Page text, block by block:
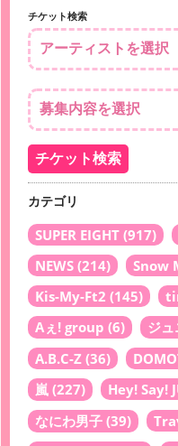
チケット検索
カテゴリ
SUPER EIGHT (917)
NEWS (214) Snow
Kis-My-Ft2 (145)
Aぇ! group (6) ジ
A.B.C-Z (36)
嵐 (227) Hey! Say!
なにわ男子 (39)